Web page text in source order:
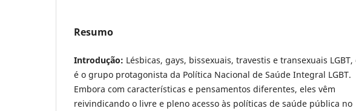
Resumo
Introdução: Lésbicas, gays, bissexuais, travestis e transexuais LGBT,
é o grupo protagonista da Política Nacional de Saúde Integral LGBT.
Embora com características e pensamentos diferentes, eles vêm
reivindicando o livre e pleno acesso às políticas de saúde pública no